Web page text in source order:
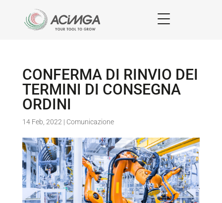
CONFERMA DI RINVIO DEI
TERMINI DI CONSEGNA
ORDINI
14 Feb, 2022 | Comunicazione